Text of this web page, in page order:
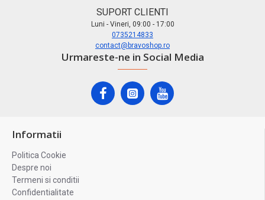
SUPORT CLIENTI
Luni - Vineri, 09:00 - 17:00
0735214833
contact@bravoshop.ro
Urmareste-ne in Social Media
Informatii
Politica Cookie
Despre noi
Termeni si conditii
Confidentialitate